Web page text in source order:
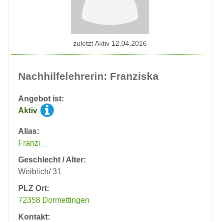
Nachhilfelehrerin: Franziska
Angebot ist:
Aktiv
Alias:
Franzi__
Geschlecht / Alter:
Weiblich/ 31
PLZ Ort:
72358 Dormettingen
Kontakt:
zuletzt Aktiv 12.04.2016